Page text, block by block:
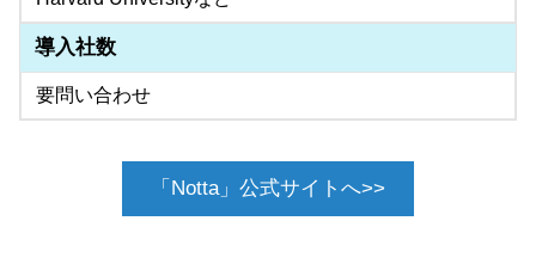
導入社数
要問い合わせ
「Notta」公式サイトへ>>